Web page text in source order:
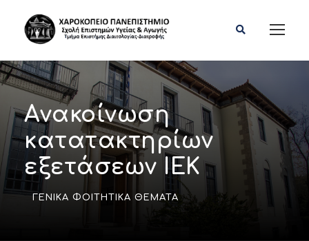
Ανακοίνωση
κατατακτηρίων
εξετάσεων ΙΕΚ
ΓΕΝΙΚΆ ΦΟΙΤΗΤΙΚΆ ΘΈΜΑΤΑ